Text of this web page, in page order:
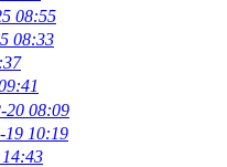
08:55
08:33
20 08:09
19 10:19